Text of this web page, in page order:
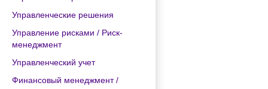
Управленческие решения
Управление рисками / Риск-
менеджмент
Управленческий учет
Финансовый менеджмент /